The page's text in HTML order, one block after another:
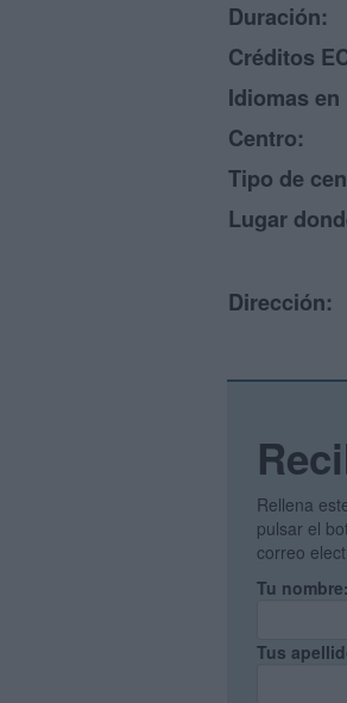
Duración:
Créditos
Idiomas
Centro:
Tipo de
Lugar
Dirección:
Rellena
pulsar el
correo
Tu nombre:
Tus